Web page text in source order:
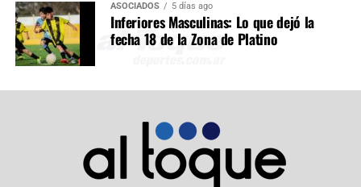
ASOCIADOS 5 días ago
Inferiores Masculinas: Lo que dejó la
fecha 18 de la Zona de Platino